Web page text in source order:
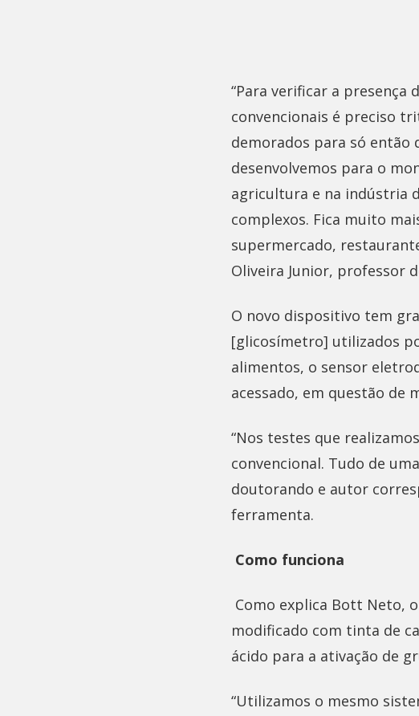
“Para verificar a
convencionais é preciso
demorados para só então
desenvolvemos para o
agricultura e na indústria
complexos. Fica muito
supermercado,
Oliveira Junior, professor
O novo dispositivo tem
[glicosímetro] utilizados
alimentos, o sensor
acessado, em questão de
“Nos testes que
convencional. Tudo de
doutorando e autor
ferramenta.
Como funciona
Como explica Bott Neto,
modificado com tinta de
ácido para a ativação de
“Utilizamos o mesmo